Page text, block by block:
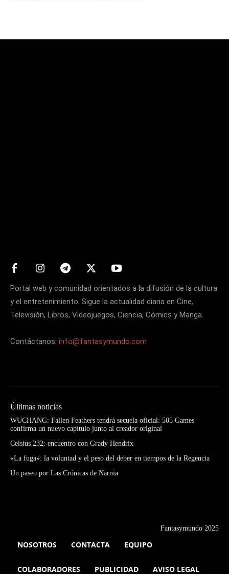
Portal web y comunidad orientados a la difusión de la cultura
y el entretenimiento. Sigue la actualidad diaria en Cine,
Televisión, Libros, Videojuegos, Ciencia, Cómics y Manga.
Contáctanos: info@fantasymundo.com
Últimas noticias
WUCHANG: Fallen Feathers tendrá secuela oficial: 505 Games
confirma un nuevo capítulo junto al creador original
Celsius 232: encuentro con Grady Hendrix
«La fuga»: la voluntad y el peso del deber en tiempos de la Regencia
Un paseo por Las Crónicas de Narnia
Fantasymundo 2025
NOSOTROS CONTACTA EQUIPO
COLABORADORES PUBLICIDAD AVISO LEGAL